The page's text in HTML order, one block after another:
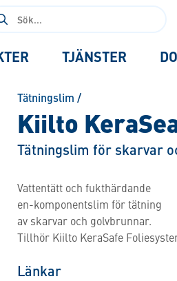
TJÄNSTER
Tätningslim /
Kiilto
Tätningslim för skarvar
Vattentätt och fukthärdande
en-komponentslim för tätning
av skarvar och golvbrunnar.
Tillhör Kiilto KeraSafe
Länkar